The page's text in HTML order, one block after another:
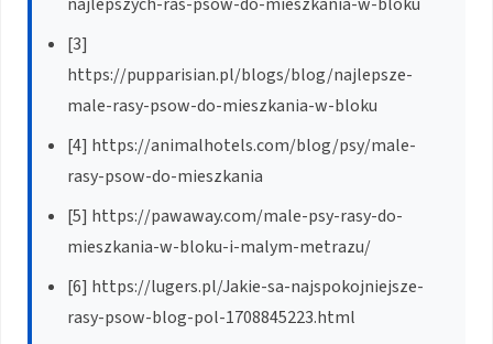
[3]
https://pupparisian.pl/blogs/blog/najlepsze-
male-rasy-psow-do-mieszkania-w-bloku
[4] https://animalhotels.com/blog/psy/male-
rasy-psow-do-mieszkania
[5] https://pawaway.com/male-psy-rasy-do-
mieszkania-w-bloku-i-malym-metrazu/
[6] https://lugers.pl/Jakie-sa-najspokojniejsze-
rasy-psow-blog-pol-1708845223.html